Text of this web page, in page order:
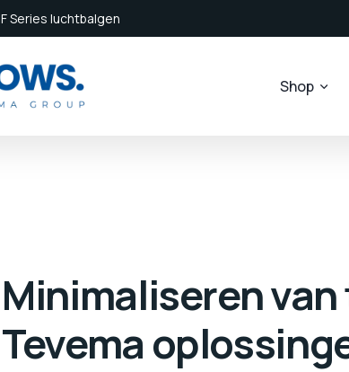
F Series luchtbalgen
Shop
Minimaliseren
Tevema